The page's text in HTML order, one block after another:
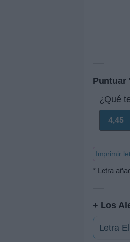
Puntuar
¿Qué
4,45
Imprimir
* Letra
+ Los
Letra